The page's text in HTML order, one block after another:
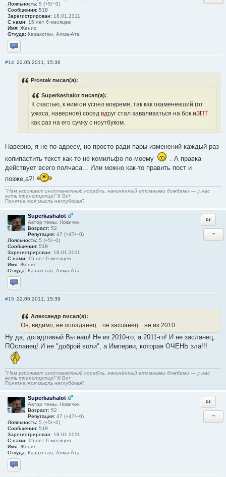
Лояльность: 5 (+5/−0)
Сообщения: 519
Зарегистрирован: 18.01.2011
С нами: 15 лет 6 месяцев
Имя: Женис
Откуда: Казахстан, Алма-Ата
Отправить личное сообщение
#14 22.05.2011, 15:36
Prostak писал(а):
Superkashalot писал(а):
К счастью, к ним он успел вовремя, так как окаменевший (от
ужаса, наверное) сосед вдруг стал заваливаться на бок иЗПТ
как раз на его сумку с ноутбуком.
Наверно, я не по адресу, но просто ради пары изменений каждый раз
копипастить текст как-то не комильфо по-моему
. А правка
действует всего полчаса... Или можно как-то править пост и
позже,а?!
"Нам угрожает инопланетный корабль, начинённый атомными бомбами — у нас
есть транспортир!"© Вит
Понятна моя мысль неглубокая?
Superkashalot
Автор темы, Новичок
Возраст: 52
Репутация: 47 (+47/−0)
Лояльность: 5 (+5/−0)
Сообщения: 519
Зарегистрирован: 18.01.2011
С нами: 15 лет 6 месяцев
Имя: Женис
Откуда: Казахстан, Алма-Ата
Отправить личное сообщение
−
#15 22.05.2011, 15:39
Александр писал(а):
Он, видимо, не попаданец... он засланец... не из 2010...
Ну да, догадливый Вы наш! Не из 2010-го, а 2011-го! И не засланец,
ПОсланец! И не "доброй воли", а Империи, которая ОЧЕНЬ зла!!!
"Нам угрожает инопланетный корабль, начинённый атомными бомбами — у нас
есть транспортир!"© Вит
Понятна моя мысль неглубокая?
Superkashalot
Автор темы, Новичок
Возраст: 52
Репутация: 47 (+47/−0)
Лояльность: 5 (+5/−0)
Сообщения: 519
Зарегистрирован: 18.01.2011
С нами: 15 лет 6 месяцев
Имя: Женис
Откуда: Казахстан, Алма-Ата
Отправить личное сообщение
−